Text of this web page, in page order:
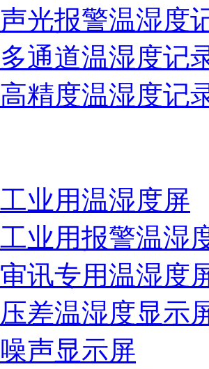
声光报警温湿度
多通道温湿度记
高精度温湿度记
工业用温湿度屏
工业用报警温湿
审讯专用温湿度
压差温湿度显示
噪声显示屏